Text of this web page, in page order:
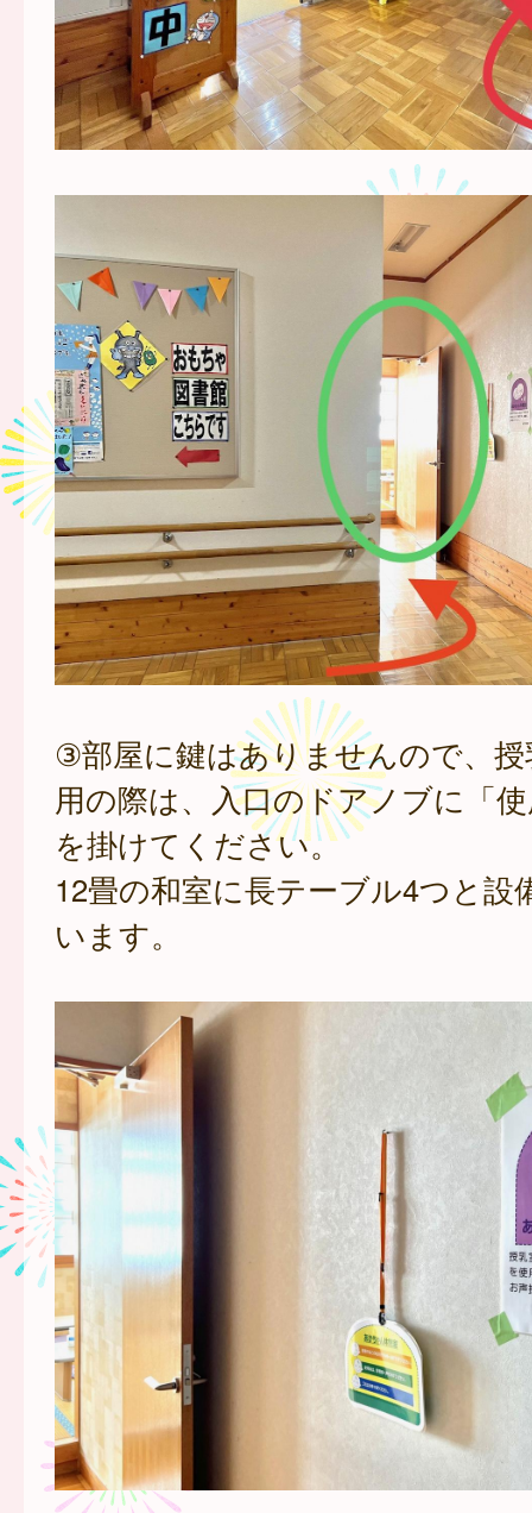
③部屋に鍵はありませんので、
用の際は、入口のドアノブに「
を掛けてください。
12畳の和室に長テーブル4つと設
います。